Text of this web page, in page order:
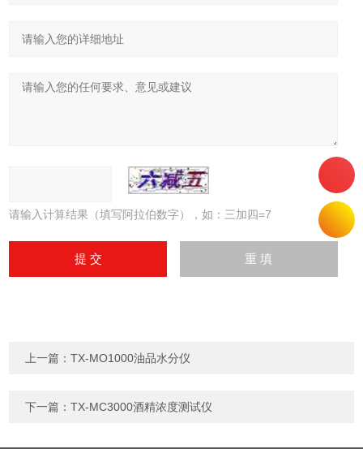
请输入计算结果（填写阿拉伯数字），如：三加四=7
上一篇：TX-MO1000油品水分仪
下一篇：TX-MC3000酒精浓度测试仪